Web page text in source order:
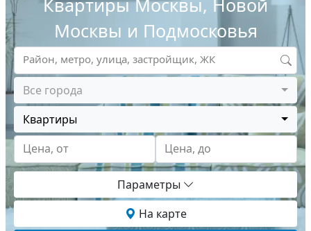
Квартиры Москвы, Новой
Москвы и Подмосковья
Все города
Квартиры
Цена, от
Цена, до
Район, метро, улица, застройщик, ЖК
Параметры
На карте